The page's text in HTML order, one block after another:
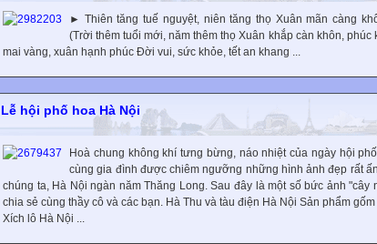
► Thiên tăng tuế nguyệt, niên tăng thọ Xuân mãn càng
(Trời thêm tuổi mới, năm thêm thọ Xuân khắp càn khôn,
mai vàng, xuân hạnh phúc Đời vui, sức khỏe, tết an khang ...
Lễ hội phố hoa Hà Nội
Hoà chung không khí tưng bừng, náo nhiệt của ngày hội
cùng gia đình được chiêm ngưỡng những hình ảnh đẹp rất
chúng ta, Hà Nội ngàn năm Thăng Long. Sau đây là một số bức ảnh
chia sẻ cùng thầy cô và các bạn. Hà Thu và tàu điện Hà Nội Sản phẩm
Xích lô Hà Nội ...